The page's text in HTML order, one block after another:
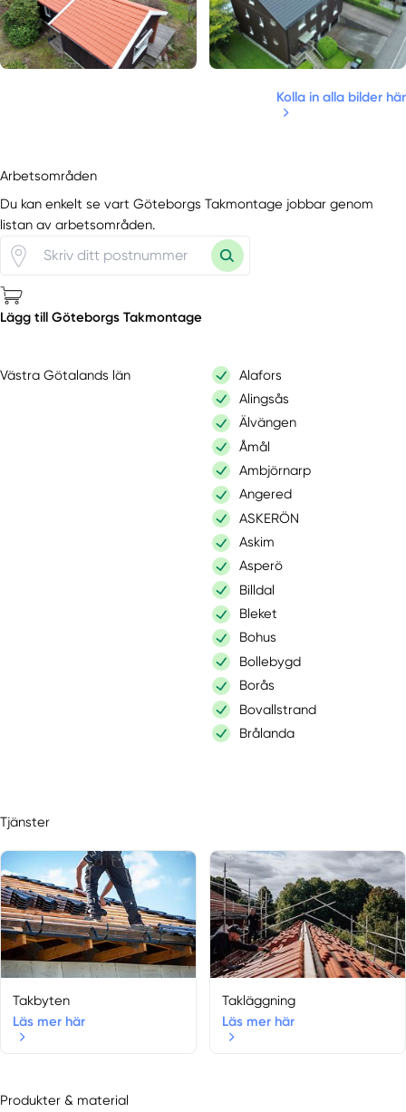
Kolla in alla bilder här
Arbetsområden
Du kan enkelt se vart Göteborgs Takmontage jobbar genom
listan av arbetsområden.
Lägg till Göteborgs Takmontage
Västra Götalands län
Alafors
Alingsås
Älvängen
Åmål
Ambjörnarp
Angered
ASKERÖN
Askim
Asperö
Billdal
Bleket
Bohus
Bollebygd
Borås
Bovallstrand
Brålanda
Dingle
Fagerfjäll
Falköping
Fjällbacka
Floby
Floda
Frändefors
Fristad
Tjänster
Takbyten
Läs mer här
Takläggning
Läs mer här
Produkter & material